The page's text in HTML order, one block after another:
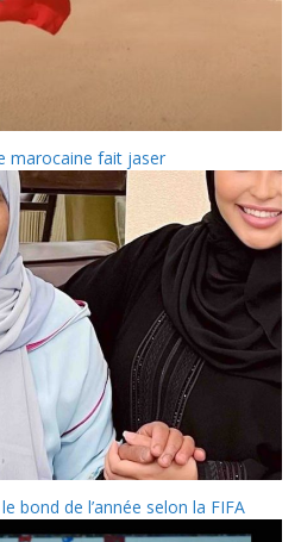
marocaine fait jaser
bond de l’année selon la FIFA